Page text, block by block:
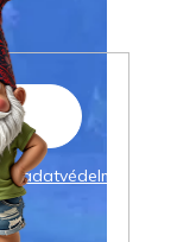
adatvédelmi